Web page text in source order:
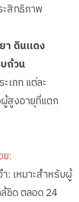
ะสิทธิภาพ
า ดินแดง
ถ้วน
เภท แต่ละ
สูงอายุที่แตก
:
: เหมาะสำหรับผู้
ชิด ตลอด 24